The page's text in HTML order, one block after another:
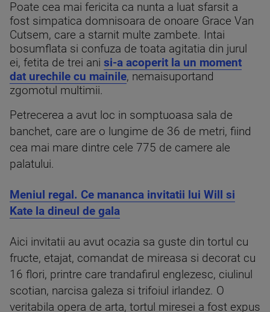
Poate cea mai fericita ca nunta a luat sfarsit a
fost simpatica domnisoara de onoare Grace Van
Cutsem, care a starnit multe zambete. Intai
bosumflata si confuza de toata agitatia din jurul
ei, fetita de trei ani si-a acoperit la un moment
dat urechile cu mainile, nemaisuportand
zgomotul multimii.
Petrecerea a avut loc in somptuoasa sala de
banchet, care are o lungime de 36 de metri, fiind
cea mai mare dintre cele 775 de camere ale
palatului.
Meniul regal. Ce mananca invitatii lui Will si
Kate la dineul de gala
Aici invitatii au avut ocazia sa guste din tortul cu
fructe, etajat, comandat de mireasa si decorat cu
16 flori, printre care trandafirul englezesc, ciulinul
scotian, narcisa galeza si trifoiul irlandez. O
veritabila opera de arta, tortul miresei a fost expus